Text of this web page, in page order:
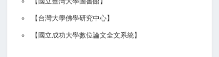
【台灣大學佛學研究中心】
【 國立成功大學數位論文全文系統】